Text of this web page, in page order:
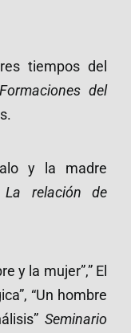
tiempos del
del
y la madre
relación de
y la mujer”,” El
“Un hombre
Seminario